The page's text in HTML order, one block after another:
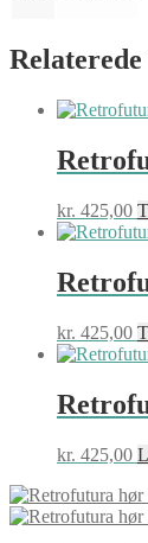
kr. 425,00
kr. 425,00
kr. 425,00